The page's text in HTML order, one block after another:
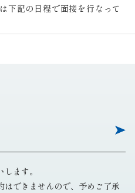
記の日程で面接を行なって
ます。
はできませんので、予めご了承